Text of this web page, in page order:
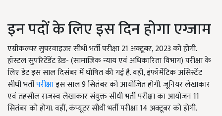
इन पदों के लिए इस दिन होगा एग्जाम
एग्रीकल्चर सुपरवाइजर सीधी भर्ती परीक्षा 21 अक्टूबर, 2023 को होगी.
हॉस्टल सुपरिटेंडेंट ग्रेड- (सामाजिक न्याय एवं अधिकारिता विभाग) परीक्षा के
लिए डेट इस साल दिसंबर में घोषित की गई है. वहीं, इंफॉर्मेटिक असिस्टेंट
सीधी भर्तीपरीक्षाइस साल 9 सितंबर को आयोजित होगी. जूनियर लेखाकार
एवं तहसील राजस्व लेखाकार संयुक्त सीधी भर्ती परीक्षा का आयोजन 11
सितंबर को होगा. वहीं, कंप्यूटर सीधी भर्ती परीक्षा 14 अक्टूबर को होगी.